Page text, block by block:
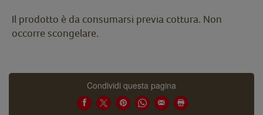
Il prodotto è da consumarsi previa cottura. Non
occorre scongelare.
Condividi questa pagina